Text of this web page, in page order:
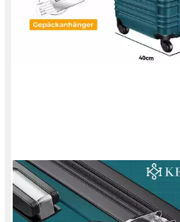
KESSER
Hartschalen-Trolley Reisekoffer
Handgepäck 55L Koffer Inkl.